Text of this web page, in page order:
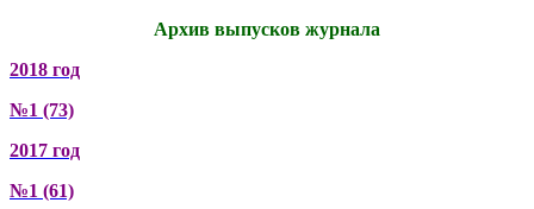
Архив выпусков журнала
2018 год
№1 (73)
2017 год
№1 (61)